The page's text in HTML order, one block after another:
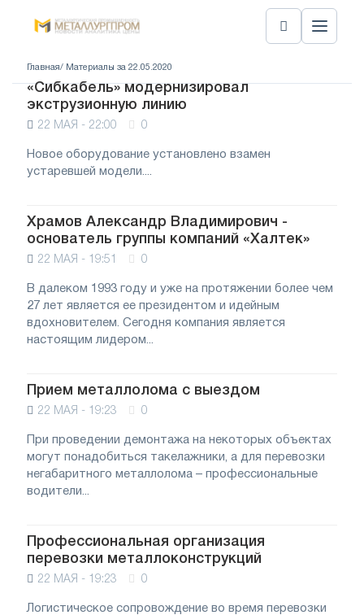
Главная/ Материалы за 22.05.2020
«Сибкабель» модернизировал
экструзионную линию
22 МАЯ - 22:00 0
Новое оборудование установлено взамен
устаревшей модели....
Храмов Александр Владимирович -
основатель группы компаний «Халтек»
22 МАЯ - 19:51 0
В далеком 1993 году и уже на протяжении более чем
27 лет является ее президентом и идейным
вдохновителем. Сегодня компания является
настоящим лидером...
Прием металлолома с выездом
22 МАЯ - 19:23 0
При проведении демонтажа на некоторых объектах
могут понадобиться такелажники, а для перевозки
негабаритного металлолома – профессиональные
водители...
Профессиональная организация
перевозки металлоконструкций
22 МАЯ - 19:23 0
Логистическое сопровождение во время перевозки